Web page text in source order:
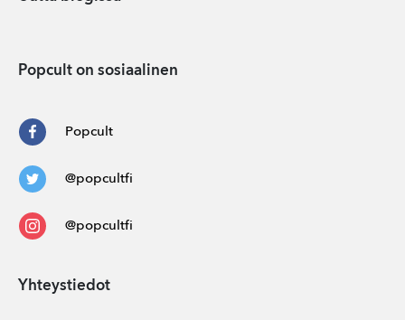
Popcult on sosiaalinen
Popcult
@popcultfi
@popcultfi
Yhteystiedot